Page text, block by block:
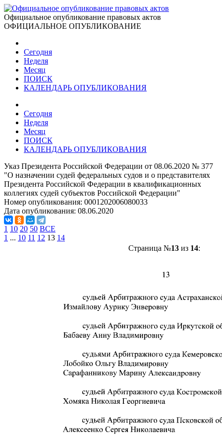
Официальное опубликование правовых актов
ОФИЦИАЛЬНОЕ ОПУБЛИКОВАНИЕ
Сегодня
Неделя
Месяц
ПОИСК
КАЛЕНДАРЬ ОПУБЛИКОВАНИЯ
Сегодня
Неделя
Месяц
ПОИСК
КАЛЕНДАРЬ ОПУБЛИКОВАНИЯ
Указ Президента Российской Федерации от 08.06.2020 № 377
"О назначении судей федеральных судов и о представителях
Президента Российской Федерации в квалификационных
коллегиях судей субъектов Российской Федерации"
Номер опубликования: 0001202006080033
Дата опубликования: 08.06.2020
1 10 20 50 ВСЕ
1 ... 10 11 12 13 14
Страница №13из 14: